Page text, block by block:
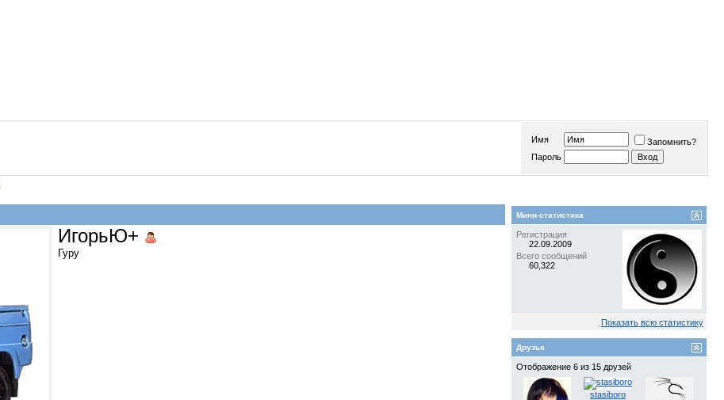
Имя
Запомнить?
Пароль
ИгорьЮ+
Гуру
Мини-статистика
Регистрация
22.09.2009
Всего сообщений
60,322
Показать всю статистику
Друзья
Отображение 6 из 15 друзей
stasiboro